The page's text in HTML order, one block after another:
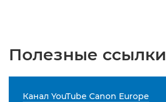
Полезные ссылки
Канал YouTube Canon Europe